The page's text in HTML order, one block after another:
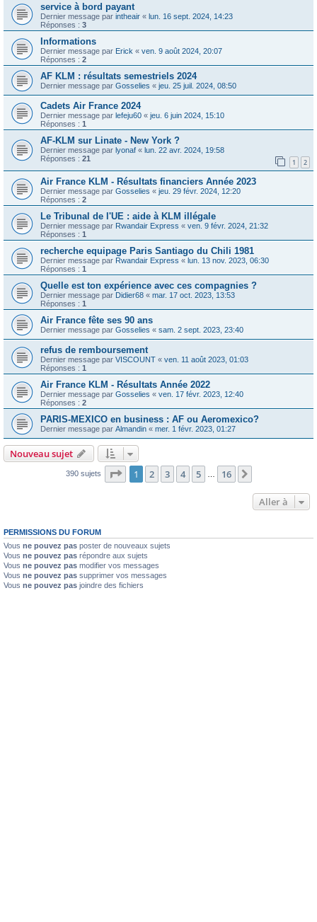
service à bord payant
Dernier message par intheair « lun. 16 sept. 2024, 14:23
Réponses : 3
Informations
Dernier message par Erick « ven. 9 août 2024, 20:07
Réponses : 2
AF KLM : résultats semestriels 2024
Dernier message par Gosselies « jeu. 25 juil. 2024, 08:50
Cadets Air France 2024
Dernier message par lefeju60 « jeu. 6 juin 2024, 15:10
Réponses : 1
AF-KLM sur Linate - New York ?
Dernier message par lyonaf « lun. 22 avr. 2024, 19:58
Réponses : 21 1 2
Air France KLM - Résultats financiers Année 2023
Dernier message par Gosselies « jeu. 29 févr. 2024, 12:20
Réponses : 2
Le Tribunal de l'UE : aide à KLM illégale
Dernier message par Rwandair Express « ven. 9 févr. 2024, 21:32
Réponses : 1
recherche equipage Paris Santiago du Chili 1981
Dernier message par Rwandair Express « lun. 13 nov. 2023, 06:30
Réponses : 1
Quelle est ton expérience avec ces compagnies ?
Dernier message par Didier68 « mar. 17 oct. 2023, 13:53
Réponses : 1
Air France fête ses 90 ans
Dernier message par Gosselies « sam. 2 sept. 2023, 23:40
refus de remboursement
Dernier message par VISCOUNT « ven. 11 août 2023, 01:03
Réponses : 1
Air France KLM - Résultats Année 2022
Dernier message par Gosselies « ven. 17 févr. 2023, 12:40
Réponses : 2
PARIS-MEXICO en business : AF ou Aeromexico?
Dernier message par Almandin « mer. 1 févr. 2023, 01:27
Nouveau sujet
390 sujets Page 1sur16
1 2 3 4 5 … 16
Aller à
PERMISSIONS DU FORUM
Vous ne pouvez pas poster de nouveaux sujets
Vous ne pouvez pas répondre aux sujets
Vous ne pouvez pas modifier vos messages
Vous ne pouvez pas supprimer vos messages
Vous ne pouvez pas joindre des fichiers